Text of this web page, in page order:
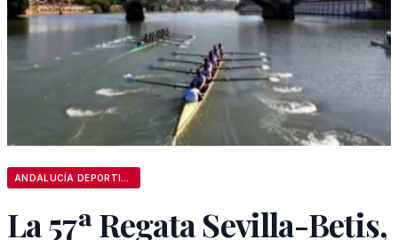
La 57ª Regata Sevilla-Betis,